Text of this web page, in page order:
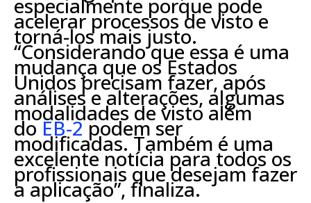
especialmente porque pode
acelerar processos de visto e
torná-los mais justo.
“Considerando que essa é uma
mudança que os Estados
Unidos precisam fazer, após
análises e alterações, algumas
modalidades de visto além
doEB-2podem ser
modificadas. Também é uma
excelente notícia para todos os
profissionais que desejam fazer
a aplicação”, finaliza.